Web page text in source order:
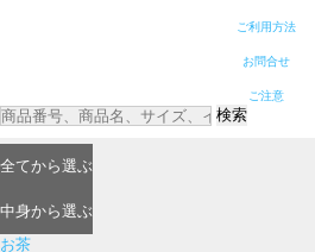
ご利用方法
お問合せ
ご注意
検索
全てから選ぶ
中身から選ぶ
お茶